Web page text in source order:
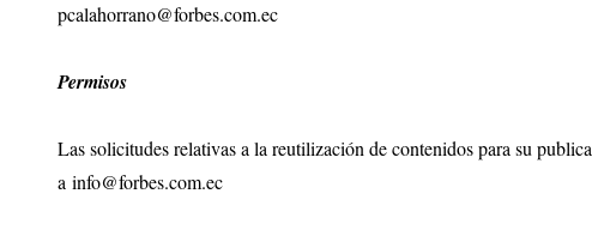
pcalahorrano@forbes.com.ec
Permisos
Las solicitudes relativas a la reutilización de contenidos para su
a info@forbes.com.ec